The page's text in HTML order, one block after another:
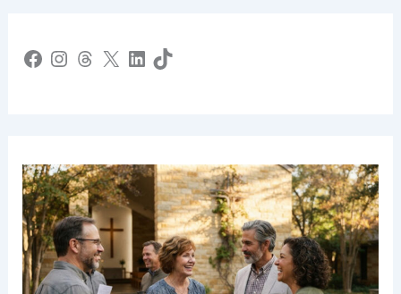
Facebook Instagram Threads X LinkedIn TikTok